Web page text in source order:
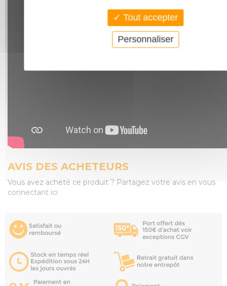
AVIS DES ACHETEURS
Vous avez acheté ce produit ? Partagez votre avis en vous
connectant ici
Tout accepter
Personnaliser